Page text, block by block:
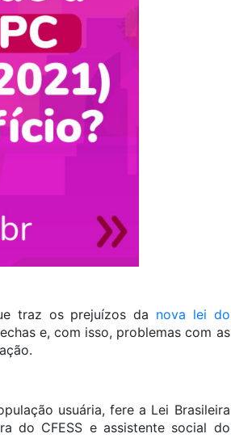
traz os prejuízos da nova lei do
e, com isso, problemas com as
usuária, fere a Lei Brasileira
do CFESS e assistente social do